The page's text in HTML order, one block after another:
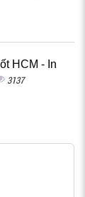
HCM - In
3137